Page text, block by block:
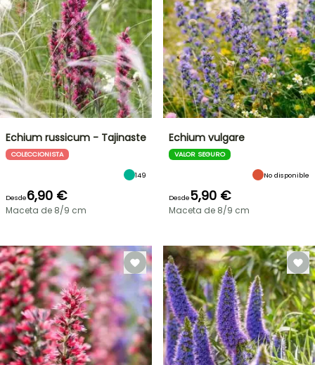
Echium russicum - Tajinaste
COLECCIONISTA
149
Desde6,90 €
Maceta de 8/9 cm
Echium vulgare
VALOR SEGURO
No disponible
Desde5,90 €
Maceta de 8/9 cm